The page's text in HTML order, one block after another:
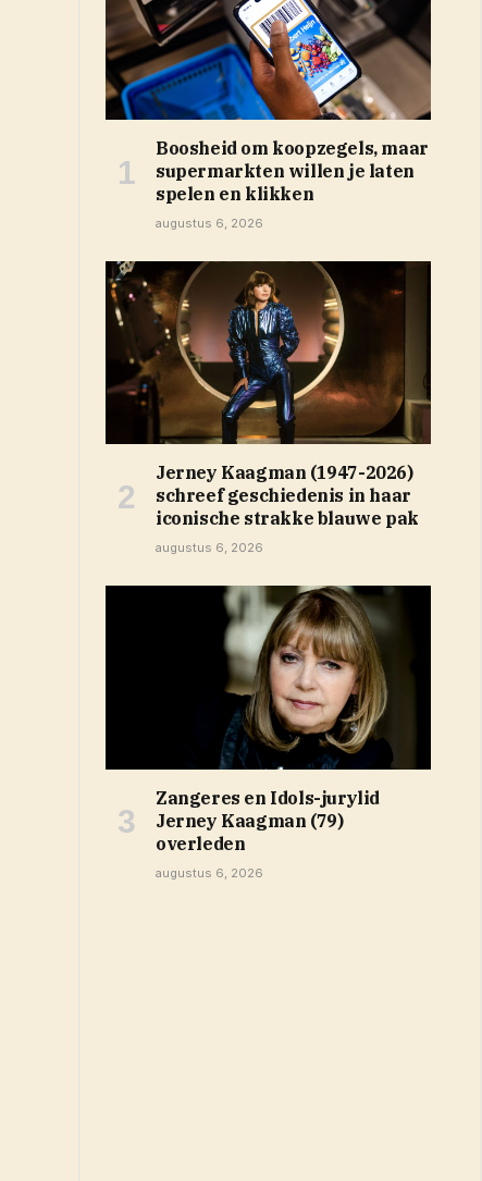
Boosheid om koopzegels, maar
supermarkten willen je laten
spelen en klikken
augustus 6, 2026
Jerney Kaagman (1947-2026)
schreef geschiedenis in haar
iconische strakke blauwe pak
augustus 6, 2026
Zangeres en Idols-jurylid
Jerney Kaagman (79)
overleden
augustus 6, 2026